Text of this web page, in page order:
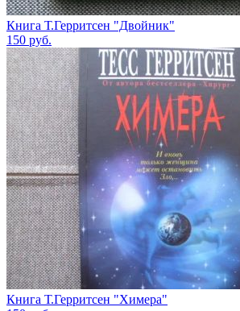
Книга Т.Герритсен "Двойник"
150 руб.
Книга Т.Герритсен "Химера"